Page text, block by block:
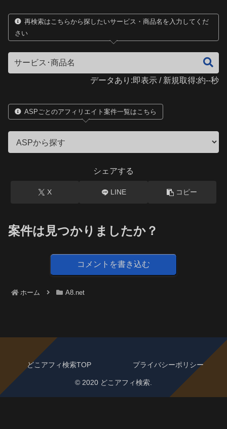
再検索はこちらから探したいサービス・商品名を入力してくだ
さい
データあり:即表示 / 新規取得:約--秒
ASPごとのアフィリエイト案件一覧はこちら
シェアする
X LINE コピー
案件は見つかりましたか？
コメントを書き込む
ホーム A8.net
どこアフィ検索TOP プライバシーポリシー
© 2020 どこアフィ検索.